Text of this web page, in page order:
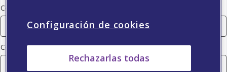
Código postal
Correo electrónico
Configuración de cookies
Rechazarlas todas